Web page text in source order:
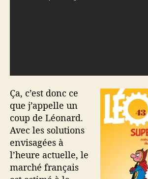
Ça, c’est donc ce
que j’appelle un
coup de Léonard.
Avec les solutions
envisagées à
l’heure actuelle, le
marché français